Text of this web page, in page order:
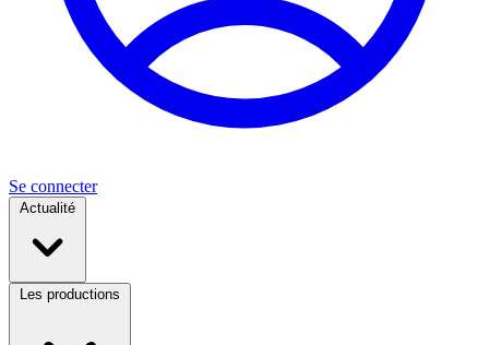
Se connecter
Actualité
Les productions